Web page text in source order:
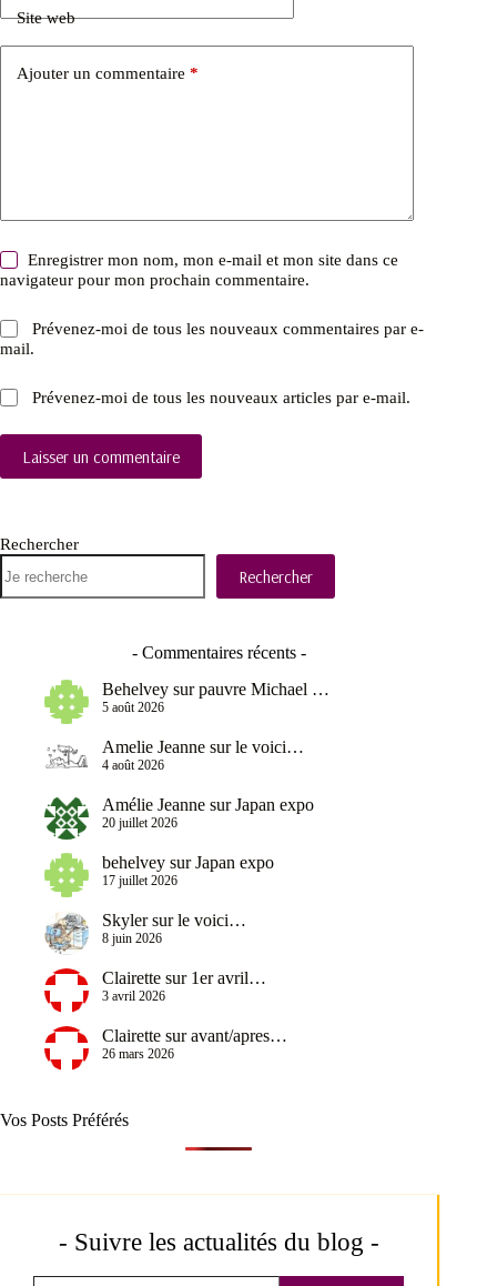
Site web
Ajouter un commentaire *
Enregistrer mon nom, mon e-mail et mon site dans ce
navigateur pour mon prochain commentaire.
Prévenez-moi de tous les nouveaux commentaires par e-
mail.
Prévenez-moi de tous les nouveaux articles par e-mail.
Laisser un commentaire
Rechercher
Rechercher
- Commentaires récents -
Behelvey surpauvre Michael …
5 août 2026
Amelie Jeanne surle voici…
4 août 2026
Amélie Jeanne surJapan expo
20 juillet 2026
behelvey surJapan expo
17 juillet 2026
Skylersurle voici…
8 juin 2026
Clairette sur 1er avril…
3 avril 2026
Clairette suravant/apres…
26 mars 2026
Vos Posts Préférés
- Suivre les actualités du blog -